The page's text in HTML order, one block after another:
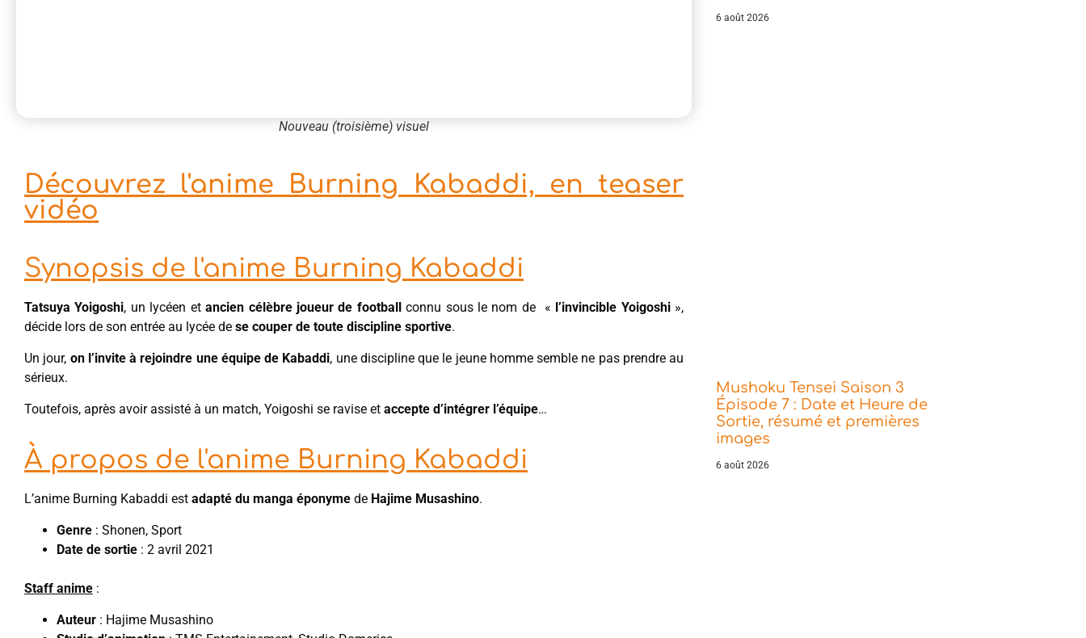
Nouveau (troisième) visuel
Découvrez l'anime Burning Kabaddi, en teaser
vidéo
Synopsis de l'anime Burning Kabaddi
Tatsuya Yoigoshi, un lycéen etancien célèbre joueur de footballconnu sous le nom de « l’invincible Yoigoshi»,
décide lors de son entrée au lycée de se couper de toute discipline sportive.
Un jour, on l’invite à rejoindre une équipe de Kabaddi, une discipline que le jeune homme semble ne pas prendre au
sérieux.
Toutefois, après avoir assisté à un match, Yoigoshi se ravise et accepte d’intégrer l’équipe…
À propos de l'anime Burning Kabaddi
L’anime Burning Kabaddi est adapté du manga éponyme de Hajime Musashino.
Genre : Shonen, Sport
Date de sortie : 2 avril 2021
Staff anime :
Auteur : Hajime Musashino
6 août 2026
Mushoku Tensei Saison 3
Épisode 7 : Date et Heure de
Sortie, résumé et premières
images
6 août 2026